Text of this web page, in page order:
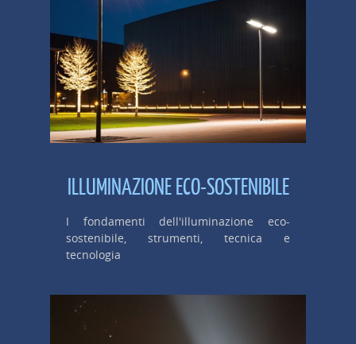
ILLUMINAZIONE ECO-SOSTENIBILE
I fondamenti dell'illuminazione eco-
sostenibile, strumenti, tecnica e
tecnologia